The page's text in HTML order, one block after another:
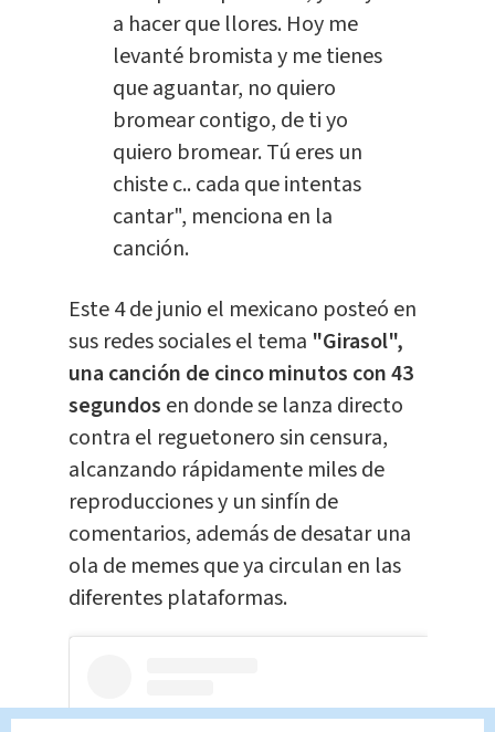
a hacer que llores. Hoy me
levanté bromista y me tienes
que aguantar, no quiero
bromear contigo, de ti yo
quiero bromear. Tú eres un
chiste c.. cada que intentas
cantar", menciona en la
canción.
Este 4 de junio el mexicano posteó en
sus redes sociales el tema "Girasol",
una canción de cinco minutos con 43
segundos en donde se lanza directo
contra el reguetonero sin censura,
alcanzando rápidamente miles de
reproducciones y un sinfín de
comentarios, además de desatar una
ola de memes que ya circulan en las
diferentes plataformas.